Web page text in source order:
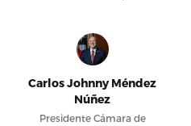
Carlos Johnny Méndez
Núñez
Presidente Cámara de